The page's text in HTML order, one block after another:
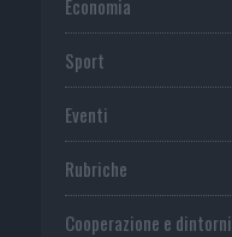
Economia
Sport
Eventi
Rubriche
Cooperazione e dintorni